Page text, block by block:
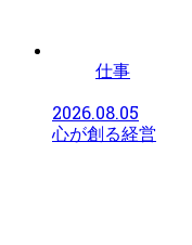
仕事
2026.08.05
心が創る経営